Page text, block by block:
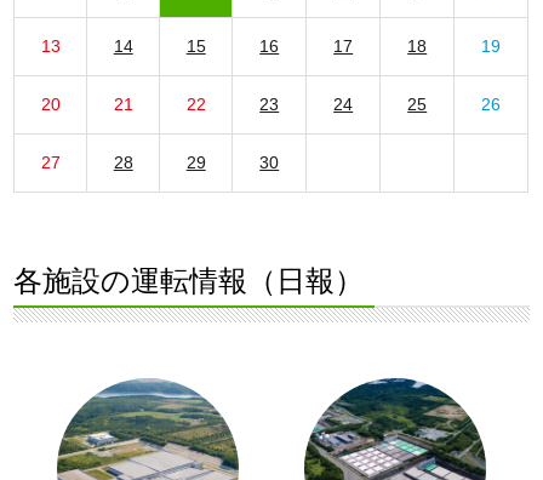
13 14 15 16 17 18 19
20 21 22 23 24 25 26
27 28 29 30
各施設の運転情報（日報）